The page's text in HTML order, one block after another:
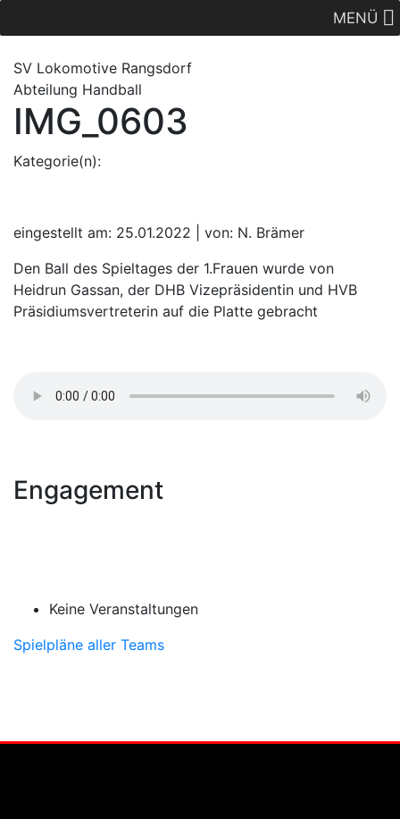
MENÜ
SV Lokomotive Rangsdorf
Abteilung Handball
IMG_0603
Kategorie(n):
eingestellt am: 25.01.2022 | von: N. Brämer
Den Ball des Spieltages der 1.Frauen wurde von
Heidrun Gassan, der DHB Vizepräsidentin und HVB
Präsidiumsvertreterin auf die Platte gebracht
Engagement
Keine Veranstaltungen
Spielpläne aller Teams